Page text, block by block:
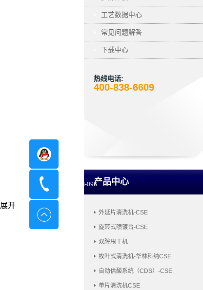
工艺数据中心
常见问题解答
下载中心
热线电话:
400-838-6609
产品中心
外延片清洗机-CSE
旋转式喷镀台-CSE
双腔甩干机
枚叶式清洗机-华林科纳CSE
自动供酸系统（CDS）-CSE
单片清洗机CSE
在线咨询
400-8798-096
展开